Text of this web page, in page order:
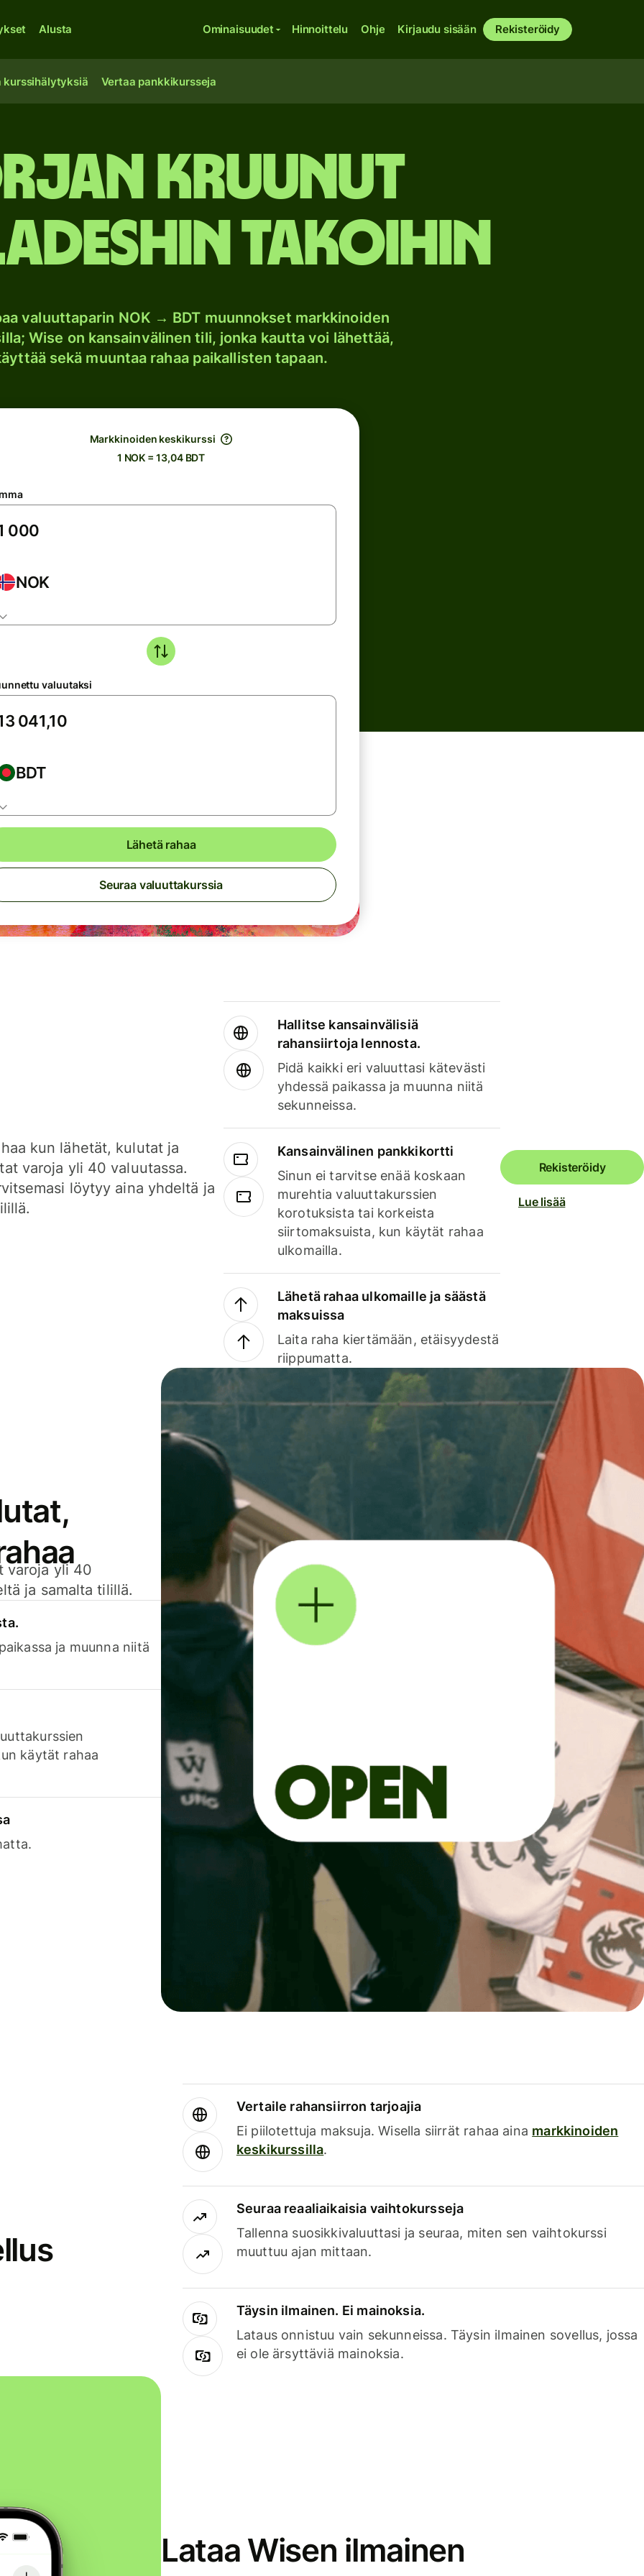
Alusta Ominaisuudet Hinnoittelu Ohje Kirjaudu sisään Rekisteröidy
kurssihälytyksiä Vertaa pankkikursseja
kruunut
takoihin
valuuttaparin NOK → BDT muunnokset markkinoiden
Wise on kansainvälinen tili, jonka kautta voi lähettää,
sekä muuntaa rahaa paikallisten tapaan.
Markkinoiden keskikurssi
1 NOK = 13,04 BDT
NOK
valuutaksi
BDT
Lähetä rahaa
Seuraa valuuttakurssia
kun lähetät, kulutat ja
varoja yli 40 valuutassa.
löytyy aina yhdeltä ja
Hallitse kansainvälisiä
rahansiirtoja lennosta.
Pidä kaikki eri valuuttasi kätevästi
yhdessä paikassa ja muunna niitä
sekunneissa.
Kansainvälinen pankkikortti
Sinun ei tarvitse enää koskaan
murehtia valuuttakurssien
korotuksista tai korkeista
siirtomaksuista, kun käytät rahaa
ulkomailla.
Lähetä rahaa ulkomaille ja säästä
maksuissa
Laita raha kiertämään, etäisyydestä
riippumatta.
Rekisteröidy
Lue lisää
varoja yli 40
ja samalta tilillä.
ja muunna niitä
käytät rahaa
Vertaile rahansiirron tarjoajia
Ei piilotettuja maksuja. Wisella siirrät rahaa aina markkinoiden
keskikurssilla.
Seuraa reaaliaikaisia vaihtokursseja
Tallenna suosikkivaluuttasi ja seuraa, miten sen vaihtokurssi
muuttuu ajan mittaan.
Täysin ilmainen. Ei mainoksia.
Lataus onnistuu vain sekunneissa. Täysin ilmainen sovellus, jossa
ei ole ärsyttäviä mainoksia.
Lataa Wisen ilmainen